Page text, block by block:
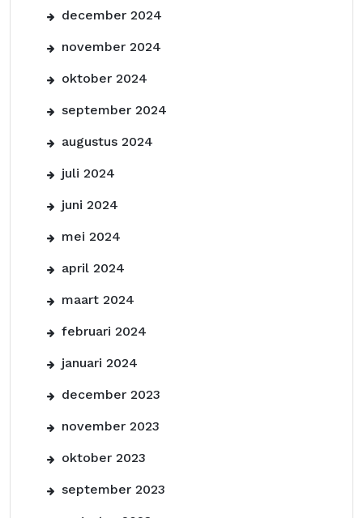
december 2024
november 2024
oktober 2024
september 2024
augustus 2024
juli 2024
juni 2024
mei 2024
april 2024
maart 2024
februari 2024
januari 2024
december 2023
november 2023
oktober 2023
september 2023